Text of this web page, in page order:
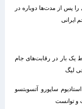
از مدت‌ها دوباره در
فقط یک بار در رقابت‌های جام
لیگ
ساپورو آتسوبتسو